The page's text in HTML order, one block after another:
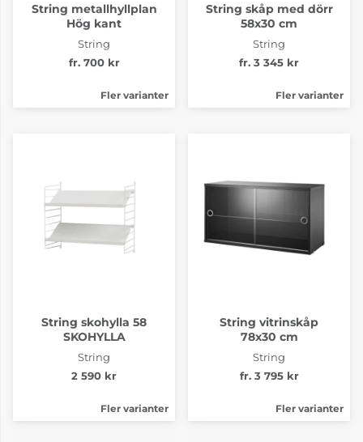
String metallhyllplan
Hög kant
String
fr. 700 kr
Fler varianter
String skåp med dörr
58x30 cm
String
fr. 3 345 kr
Fler varianter
String skohylla 58
SKOHYLLA
String
2 590 kr
Fler varianter
String vitrinskåp
78x30 cm
String
fr. 3 795 kr
Fler varianter